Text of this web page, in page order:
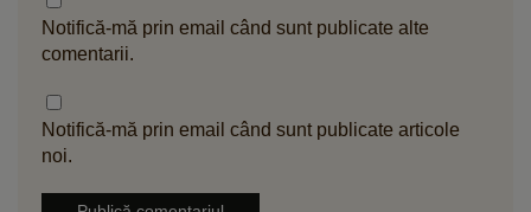
Notifică-mă prin email când sunt publicate alte
comentarii.
Notifică-mă prin email când sunt publicate articole
noi.